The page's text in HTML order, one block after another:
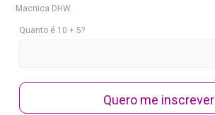
Macnica DHW.
Quanto é 10 + 5?
Quero me inscrever